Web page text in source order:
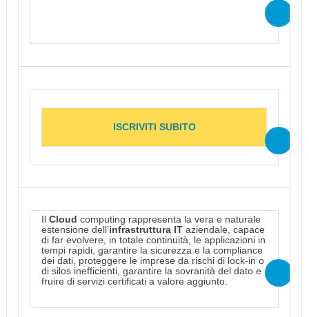
ISCRIVITI SUBITO
IlCloud computing rappresenta la vera e naturale
estensione dell’infrastruttura ITaziendale, capace
di far evolvere, in totale continuità, le applicazioni in
tempi rapidi, garantire la sicurezza e la compliance
dei dati, proteggere le imprese da rischi di lock-in o
di silos inefficienti, garantire la sovranità del dato e
fruire di servizi certificati a valore aggiunto.